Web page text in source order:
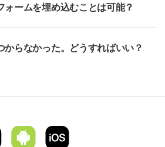
ォームを埋め込むことは可能？
からなかった。どうすればいい？